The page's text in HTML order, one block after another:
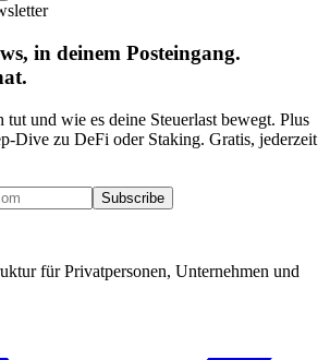
in deinem Posteingang.
tut und wie es deine Steuerlast bewegt. Plus
Dive zu DeFi oder Staking. Gratis, jederzeit
Subscribe
für Privatpersonen, Unternehmen und